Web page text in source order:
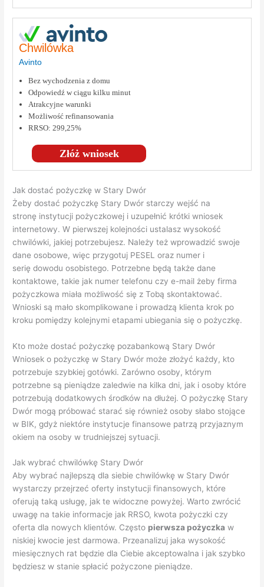
Chwilówka
Avinto
Złóż wniosek
Bez wychodzenia z domu
Odpowiedź w ciągu kilku minut
Atrakcyjne warunki
Możliwość refinansowania
RRSO: 299,25%
Jak dostać pożyczkę w Stary Dwór
Żeby dostać pożyczkę Stary Dwór starczy wejść na
stronę instytucji pożyczkowej i uzupełnić krótki wniosek
internetowy. W pierwszej kolejności ustalasz wysokość
chwilówki, jakiej potrzebujesz. Należy też wprowadzić swoje
dane osobowe, więc przygotuj PESEL oraz numer i
serię dowodu osobistego. Potrzebne będą także dane
kontaktowe, takie jak numer telefonu czy e-mail żeby firma
pożyczkowa miała możliwość się z Tobą skontaktować.
Wnioski są mało skomplikowane i prowadzą klienta krok po
kroku pomiędzy kolejnymi etapami ubiegania się o pożyczkę.
Kto może dostać pożyczkę pozabankową Stary Dwór
Wniosek o pożyczkę w Stary Dwór może złożyć każdy, kto
potrzebuje szybkiej gotówki. Zarówno osoby, którym
potrzebne są pieniądze zaledwie na kilka dni, jak i osoby które
potrzebują dodatkowych środków na dłużej. O pożyczkę Stary
Dwór mogą próbować starać się również osoby słabo stojące
w BIK, gdyż niektóre instytucje finansowe patrzą przyjaznym
okiem na osoby w trudniejszej sytuacji.
Jak wybrać chwilówkę Stary Dwór
Aby wybrać najlepszą dla siebie chwilówkę w Stary Dwór
wystarczy przejrzeć oferty instytucji finansowych, które
oferują taką usługę, jak te widoczne powyżej. Warto zwrócić
uwagę na takie informacje jak RRSO, kwota pożyczki czy
oferta dla nowych klientów. Często pierwsza pożyczka w
niskiej kwocie jest darmowa. Przeanalizuj jaka wysokość
miesięcznych rat będzie dla Ciebie akceptowalna i jak szybko
będziesz w stanie spłacić pożyczone pieniądze.